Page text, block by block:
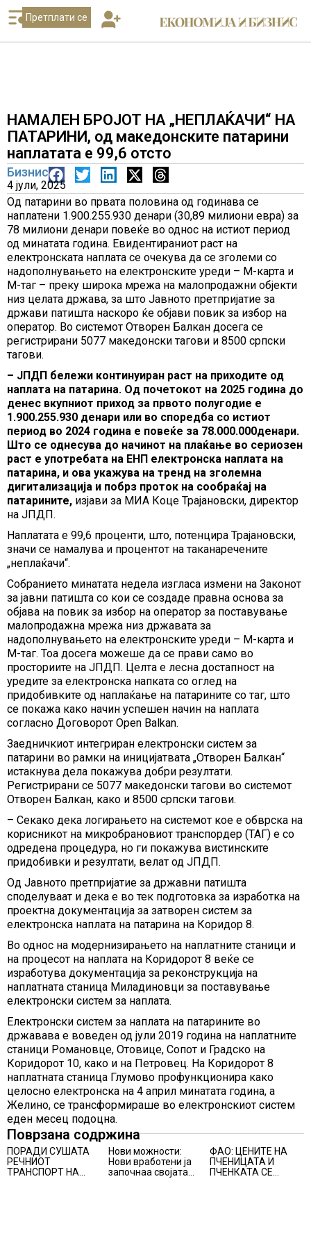
Претплати се
НАМАЛЕН БРОЈОТ НА „НЕПЛАЌАЧИ“ НА
ПАТАРИНИ, од македонските патарини
наплатата е 99,6 отсто
Бизнис
4 јули, 2025
Од патарини во првата половина од годинава се
наплатени 1.900.255.930 денари (30,89 милиони евра) за
78 милиони денари повеќе во однос на истиот период
од минатата година. Евидентираниот раст на
електронската наплата се очекува да се зголеми со
надополнувањето на електронските уреди – М-карта и
М-таг – преку широка мрежа на малопродажни објекти
низ целата држава, за што Јавното претпријатие за
држави патишта наскоро ќе објави повик за избор на
оператор. Во системот Отворен Балкан досега се
регистрирани 5077 македонски тагови и 8500 српски
тагови.
– ЈПДП бележи континуиран раст на приходите од
наплата на патарина. Од почетокот на 2025 година до
денес вкупниот приход за првото полугодие е
1.900.255.930 денари или во споредба со истиот
период во 2024 година е повеќе за 78.000.000денари.
Што се однесува до начинот на плаќање во сериозен
раст е употребата на ЕНП електронска наплата на
патарина, и ова укажува на тренд на зголемна
дигитализација и побрз проток на сообраќај на
патарините, изјави за МИА Коце Трајановски, директор
на ЈПДП.
Наплатата е 99,6 проценти, што, потенцира Трајановски,
значи се намалува и процентот на таканаречените
„неплаќачи“.
Собранието минатата недела изгласа измени на Законот
за јавни патишта со кои се создаде правна основа за
објава на повик за избор на оператор за поставување
малопродажна мрежа низ државата за
надополнувањето на електронските уреди – М-карта и
М-таг. Тоа досега можеше да се прави само во
просториите на ЈПДП. Целта е лесна достапност на
уредите за електронска напката со оглед на
придобивките од наплаќање на патарините со таг, што
се покажа како начин успешен начин на наплата
согласно Договорот Open Balkan.
Заедничкиот интегриран електронски систем за
патарини во рамки на иницијатвата „Отворен Балкан“
истакнува дела покажува добри резултати.
Регистрирани се 5077 македонски тагови во системот
Отворен Балкан, како и 8500 српски тагови.
– Секако дека логирањето на системот кое е обврска на
корисникот на микробрановиот транспордер (ТАГ) е со
одредена процедура, но ги покажува вистинските
придобивки и резултати, велат од ЈПДП.
Од Јавното претпријатие за државни патишта
споделуваат и дека е во тек подготовка за изработка на
проектна документација за затворен систем за
електронска наплата на патарина на Коридор 8.
Во однос на модернизирањето на наплатните станици и
на процесот на наплата на Коридорот 8 веќе се
изработува документација за реконструкција на
наплатната станица Миладиновци за поставување
електронски систем за наплата.
Електронски систем за наплата на патарините во
државава е воведен од јули 2019 година на наплатните
станици Романовце, Отовице, Сопот и Градско на
Коридорот 10, како и на Петровец. На Коридорот 8
наплатната станица Глумово профункционира како
целосно електронска на 4 април минатата година, а
Желино, се трансформираше во електронскиот систем
еден месец подоцна.
Поврзана содржина
ПОРАДИ СУШАТА
РЕЧНИОТ
ТРАНСПОРТ НА
Нови можности:
Нови вработени ја
започнаа својата
ФАО: ЦЕНИТЕ НА
ПЧЕНИЦАТА И
ПЧЕНКАТА СЕ